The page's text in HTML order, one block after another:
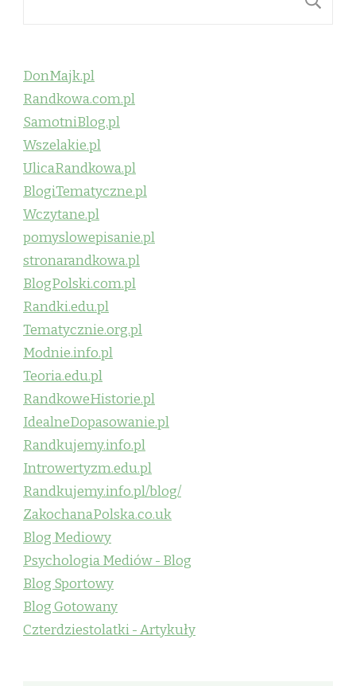
DonMajk.pl
Randkowa.com.pl
SamotniBlog.pl
Wszelakie.pl
UlicaRandkowa.pl
BlogiTematyczne.pl
Wczytane.pl
pomyslowepisanie.pl
stronarandkowa.pl
BlogPolski.com.pl
Randki.edu.pl
Tematycznie.org.pl
Modnie.info.pl
Teoria.edu.pl
RandkoweHistorie.pl
IdealneDopasowanie.pl
Randkujemy.info.pl
Introwertyzm.edu.pl
Randkujemy.info.pl/blog/
ZakochanaPolska.co.uk
Blog Mediowy
Psychologia Mediów - Blog
Blog Sportowy
Blog Gotowany
Czterdziestolatki - Artykuły